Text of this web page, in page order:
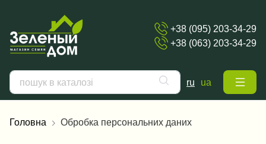
+38 (095) 203-34-29
+38 (063) 203-34-29
ru ua
Головна Обробка персональних даних